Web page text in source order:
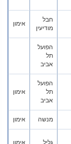
חבל
מודיעין
אימון
הפועל
תל
אביב
הפועל
תל
אביב
אימון
מנשה אימון
גליל אימון